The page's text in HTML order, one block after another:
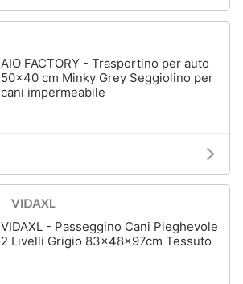
AIO FACTORY - Trasportino per auto
50x40 cm Minky Grey Seggiolino per
cani impermeabile
VIDAXL - Passeggino Cani Pieghevole
2 Livelli Grigio 83x48x97cm Tessuto